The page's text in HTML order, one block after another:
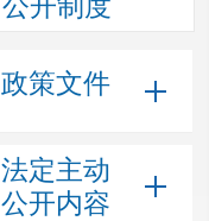
政策文件
法定主动
公开内容